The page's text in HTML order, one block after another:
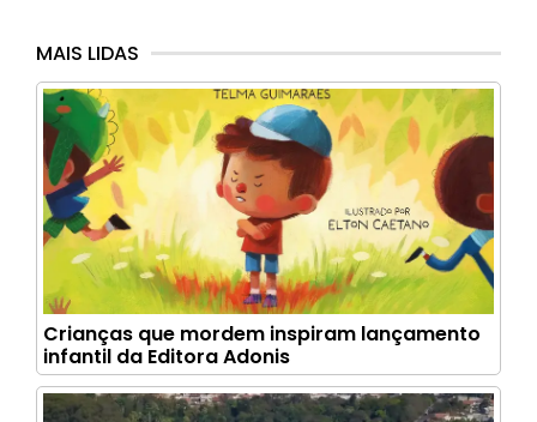
MAIS LIDAS
Crianças que mordem inspiram lançamento
infantil da Editora Adonis